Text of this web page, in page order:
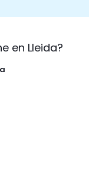
en Lleida?